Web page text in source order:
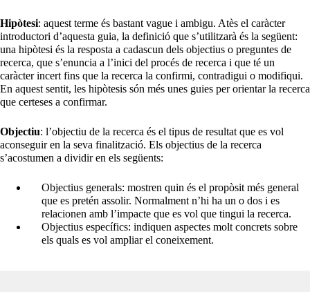
Hipòtesi: aquest terme és bastant vague i ambigu. Atès el caràcter
introductori d’aquesta guia, la definició que s’utilitzarà és la següent:
una hipòtesi és la resposta a cadascun dels objectius o preguntes de
recerca, que s’enuncia a l’inici del procés de recerca i que té un
caràcter incert fins que la recerca la confirmi, contradigui o modifiqui.
En aquest sentit, les hipòtesis són més unes guies per orientar la recerca
que certeses a confirmar.
Objectiu: l’objectiu de la recerca és el tipus de resultat que es vol
aconseguir en la seva finalització. Els objectius de la recerca
s’acostumen a dividir en els següents:
Objectius generals: mostren quin és el propòsit més general
que es pretén assolir. Normalment n’hi ha un o dos i es
relacionen amb l’impacte que es vol que tingui la recerca.
Objectius específics: indiquen aspectes molt concrets sobre
els quals es vol ampliar el coneixement.